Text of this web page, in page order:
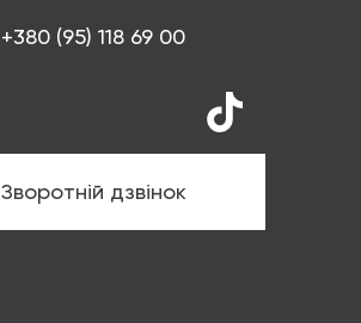
+380 (95) 118 69 00
Зворотній дзвінок